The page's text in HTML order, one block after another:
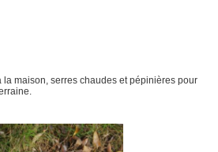
maison, serres chaudes et pépinières pour